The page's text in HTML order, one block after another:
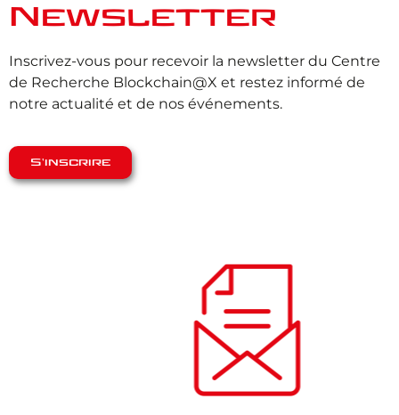
Newsletter
Inscrivez-vous pour recevoir la newsletter du Centre
de Recherche Blockchain@X et restez informé de
notre actualité et de nos événements.
S'inscrire